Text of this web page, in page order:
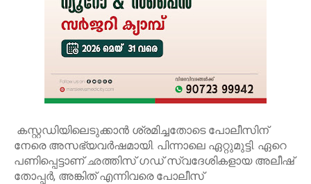
കസ്റ്റഡിയിലെടുക്കാന്‍ ശ്രമിച്ചതോടെ പോലീസിന്
നേരെ അസഭ്യവര്‍ഷമായി. പിന്നാലെ ഏറ്റുമുട്ടി. ഏറെ
പണിപ്പെട്ടാണ് ഛത്തിസ് ഗഡ് സ്വദേശികളായ അലീഷ്
തോപ്പര്‍, അങ്കിത് എന്നിവരെ പോലീസ്